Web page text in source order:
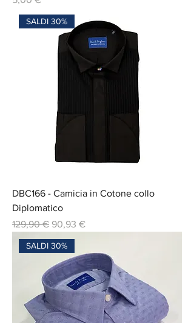
SALDI 30%
DBC166 - Camicia in Cotone collo
Diplomatico
Prix original
129,90 € Prix promotionnel
90,93 €
SALDI 30%